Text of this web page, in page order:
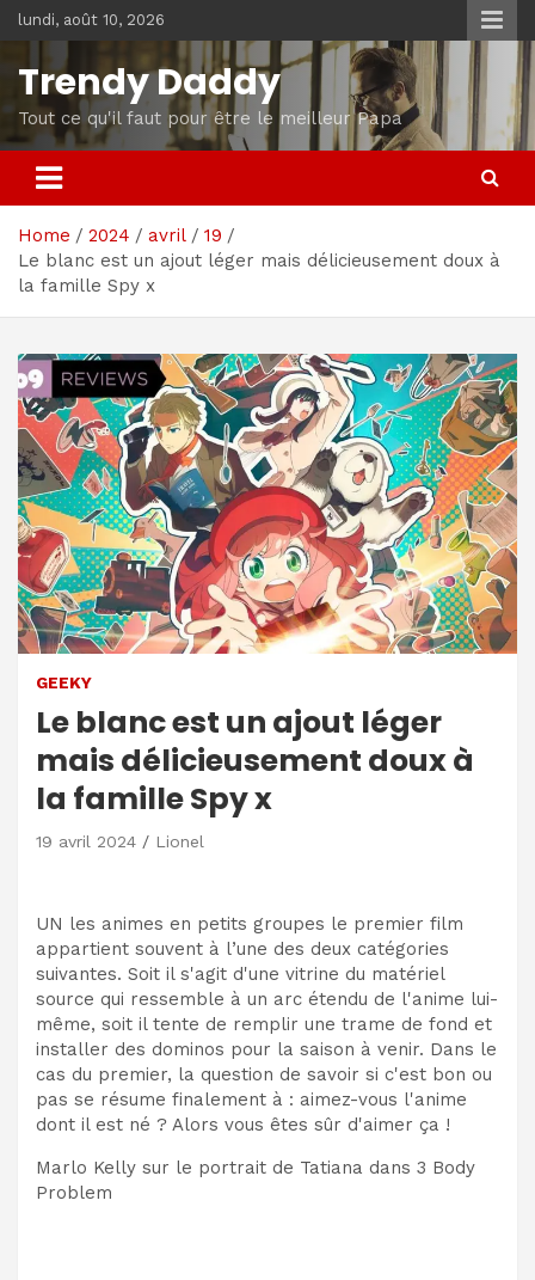
Skip
to
content
lundi, août 10, 2026
Trendy Daddy
Tout ce qu'il faut pour être le meilleur Papa
Home 2024 avril
19
Le blanc est un ajout léger mais délicieusement doux à
la famille Spy x
GEEKY
Le blanc est un ajout léger
mais délicieusement doux à
la famille Spy x
19 avril 2024 Lionel
UN les animes en petits groupes le premier film
appartient souvent à l’une des deux catégories
suivantes. Soit il s'agit d'une vitrine du matériel
source qui ressemble à un arc étendu de l'anime lui-
même, soit il tente de remplir une trame de fond et
installer des dominos pour la saison à venir. Dans le
cas du premier, la question de savoir si c'est bon ou
pas se résume finalement à : aimez-vous l'anime
dont il est né ? Alors vous êtes sûr d'aimer ça !
Marlo Kelly sur le portrait de Tatiana dans 3 Body
Problem